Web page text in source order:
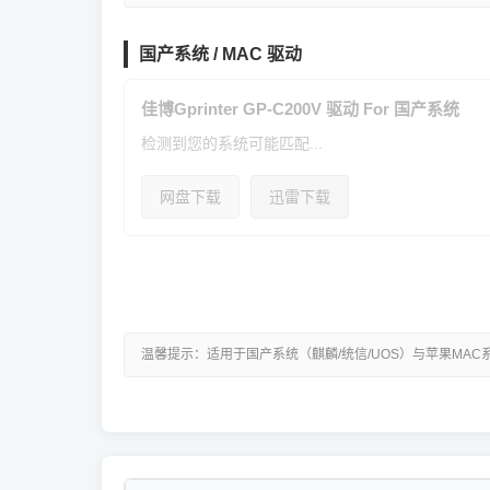
国产系统 / MAC 驱动
佳博Gprinter GP-C200V 驱动 For 国产系统
检测到您的系统可能匹配...
网盘下载 迅雷下载
温馨提示：适用于国产系统（麒麟/统信/UOS）与苹果MAC